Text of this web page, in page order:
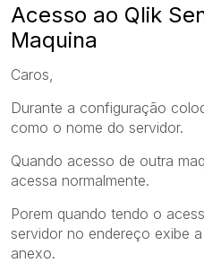
Acesso ao Qlik
Maquina
Caros,
Durante a configuração
como o nome do servidor.
Quando acesso de outra
acessa normalmente.
Porem quando tendo o
servidor no endereço exibe
anexo.